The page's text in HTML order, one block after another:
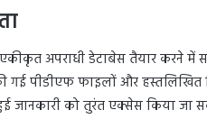
अपराधी डेटाबेस तैयार करने में
गई पीडीएफ फाइलों और
जानकारी को तुरंत एक्सेस किया जा